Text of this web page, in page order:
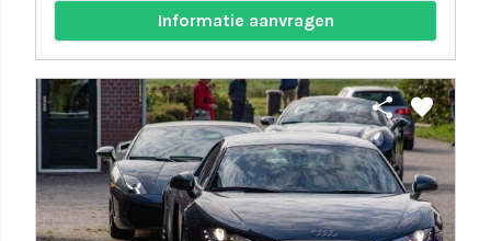
Informatie aanvragen
share favorite